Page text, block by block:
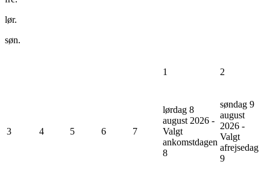
lør.
søn.
1 2
3 4 5 6 7
lørdag 8
august 2026 -
Valgt
ankomstdagen
8
søndag 9
august
2026 -
Valgt
afrejsedag
9